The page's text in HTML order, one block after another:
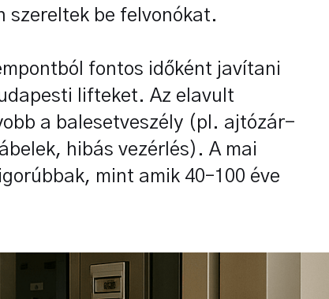
szereltek be felvonókat.
fontos időként javítani
lifteket. Az elavult
a balesetveszély (pl. ajtózár-
hibás vezérlés). A mai
mint amik 40–100 éve